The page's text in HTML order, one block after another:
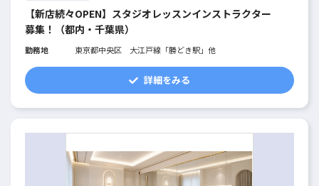
【新店続々OPEN】スタジオレッスンインストラクター
募集！（都内・千葉県）
勤務地 東京都中央区 大江戸線「勝どき駅」他
詳細をみる